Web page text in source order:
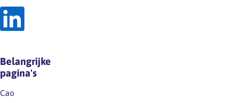
Belangrijke
pagina's
Cao